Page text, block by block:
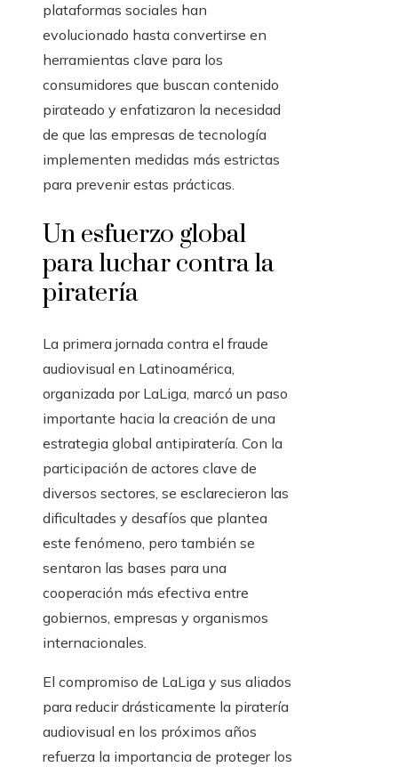
plataformas sociales han
evolucionado hasta convertirse en
herramientas clave para los
consumidores que buscan contenido
pirateado y enfatizaron la necesidad
de que las empresas de tecnología
implementen medidas más estrictas
para prevenir estas prácticas.
Un esfuerzo global
para luchar contra la
piratería
La primera jornada contra el fraude
audiovisual en Latinoamérica,
organizada por LaLiga, marcó un paso
importante hacia la creación de una
estrategia global antipiratería. Con la
participación de actores clave de
diversos sectores, se esclarecieron las
dificultades y desafíos que plantea
este fenómeno, pero también se
sentaron las bases para una
cooperación más efectiva entre
gobiernos, empresas y organismos
internacionales.
El compromiso de LaLiga y sus aliados
para reducir drásticamente la piratería
audiovisual en los próximos años
refuerza la importancia de proteger los